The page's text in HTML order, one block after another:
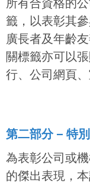
所有合資格的
籤，以表彰其
廣長者及年齡
關標籤亦可以
行、公司網頁
第二部分 – 特
為表彰公司或
的傑出表現，